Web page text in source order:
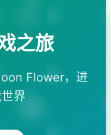
之旅
Flower，进
界